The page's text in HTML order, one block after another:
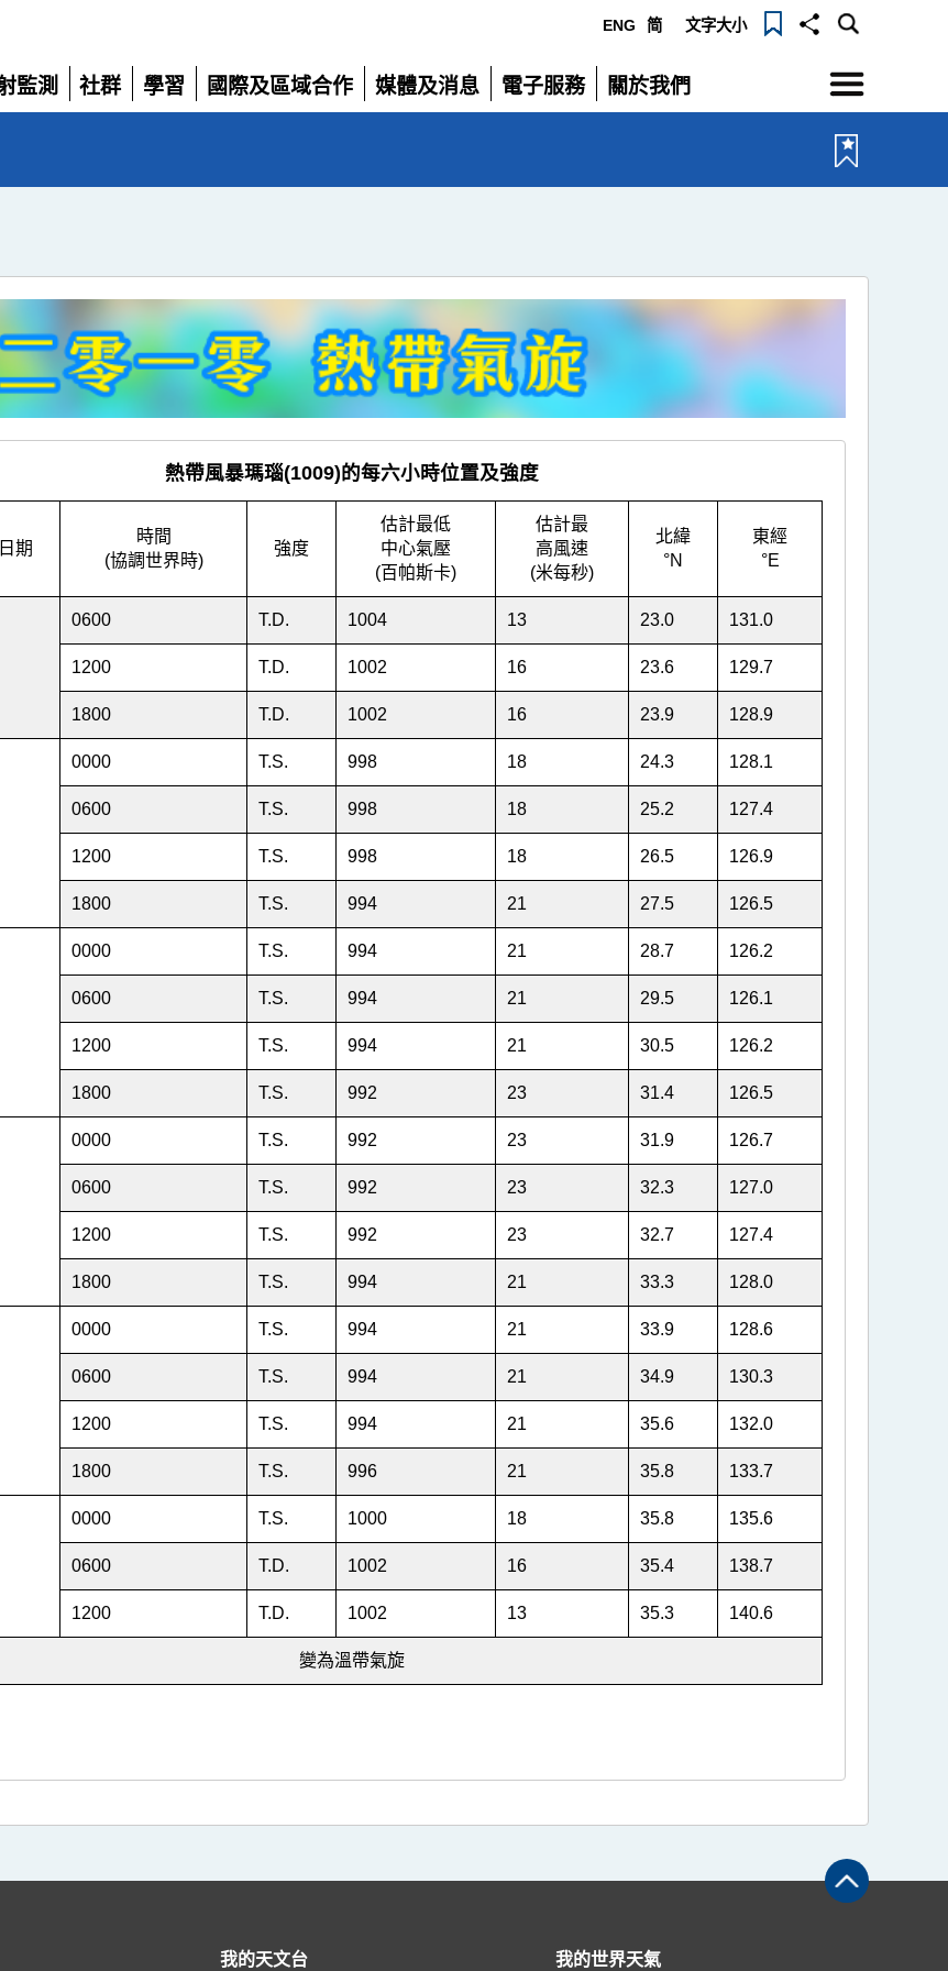
ENG 简 文字大小
監測
社群
展
學習
展
國際及區域合作
展
媒體及消息
展
電子服務
展
關於我們
展
選
單
熱帶風暴瑪瑙(1009)的每六小時位置及強度
日期
時間
(協調世界時)
強度
估計最低
中心氣壓
(百帕斯卡)
估計最
高風速
(米每秒)
北緯
°N
東經
°E
0600 T.D. 1004 13 23.0 131.0
1200 T.D. 1002 16 23.6 129.7
1800 T.D. 1002 16 23.9 128.9
0000 T.S. 998 18 24.3 128.1
0600 T.S. 998 18 25.2 127.4
1200 T.S. 998 18 26.5 126.9
1800 T.S. 994 21 27.5 126.5
0000 T.S. 994 21 28.7 126.2
0600 T.S. 994 21 29.5 126.1
1200 T.S. 994 21 30.5 126.2
1800 T.S. 992 23 31.4 126.5
0000 T.S. 992 23 31.9 126.7
0600 T.S. 992 23 32.3 127.0
1200 T.S. 992 23 32.7 127.4
1800 T.S. 994 21 33.3 128.0
0000 T.S. 994 21 33.9 128.6
0600 T.S. 994 21 34.9 130.3
1200 T.S. 994 21 35.6 132.0
1800 T.S. 996 21 35.8 133.7
0000 T.S. 1000 18 35.8 135.6
0600 T.D. 1002 16 35.4 138.7
1200 T.D. 1002 13 35.3 140.6
變為溫帶氣旋
我的天文台 我的世界天氣